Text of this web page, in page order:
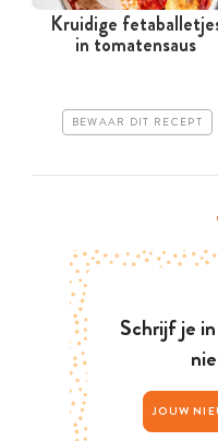
Kruidige
in tomatensaus
BEWAAR DIT RECEPT
Schrijf je